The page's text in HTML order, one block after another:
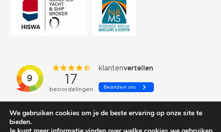
We gebruiken cookies om je de beste ervaring op onze site te
bieden.